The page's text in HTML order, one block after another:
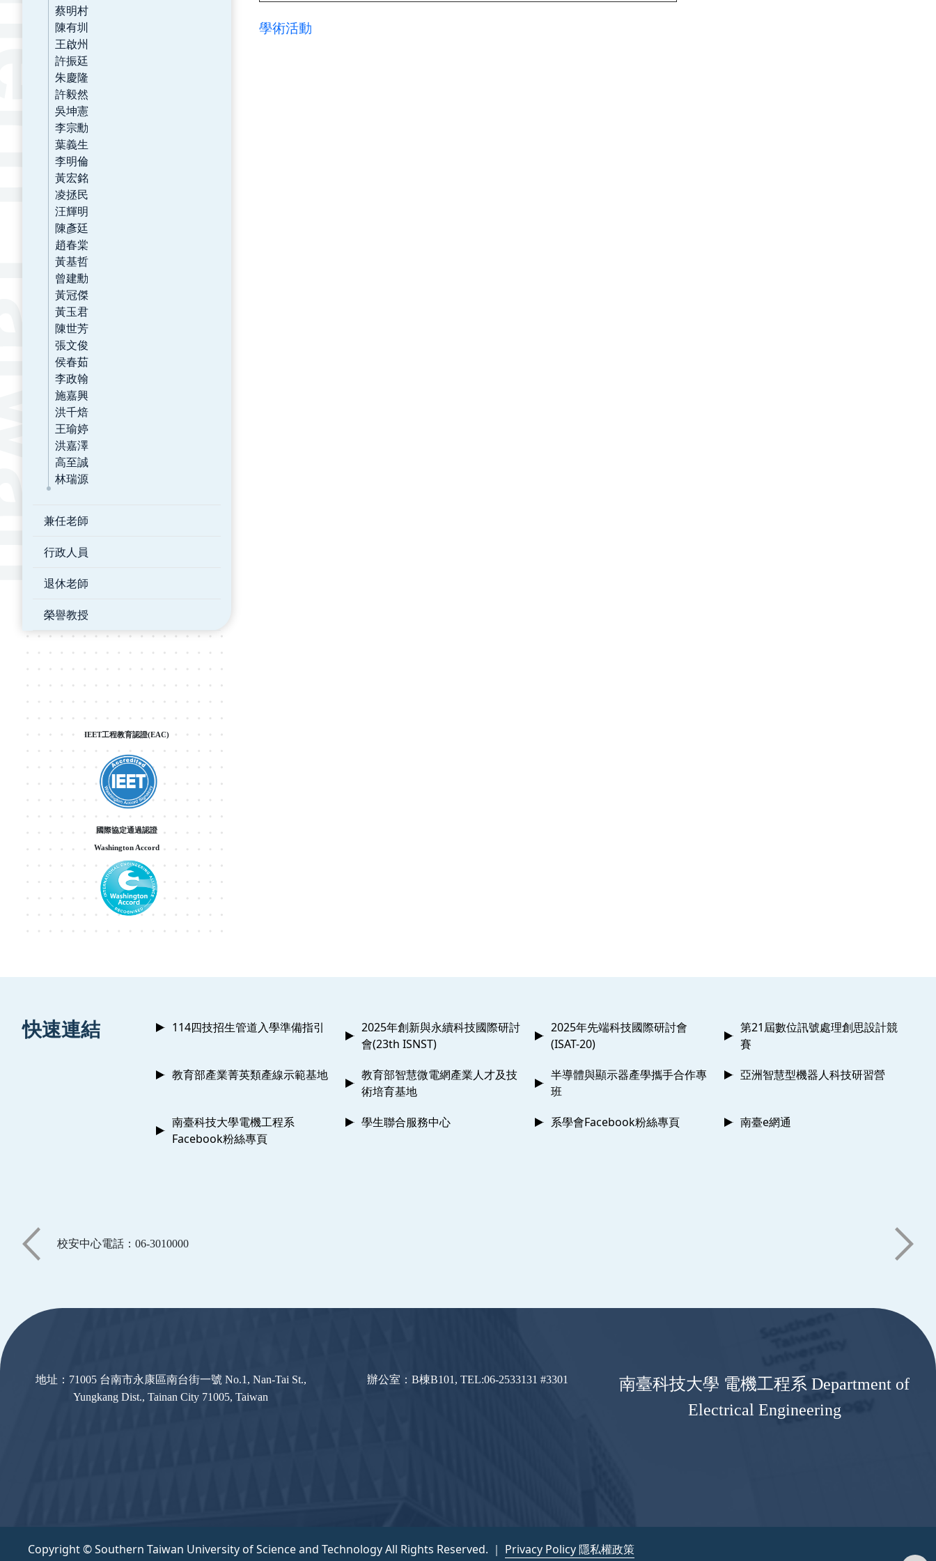
蔡明村
陳有圳
王啟州
許振廷
朱慶隆
許毅然
吳坤憲
李宗勳
葉義生
李明倫
黃宏銘
凌拯民
汪輝明
陳彥廷
趙春棠
黃基哲
曾建勳
黃冠傑
黃玉君
陳世芳
張文俊
侯春茹
李政翰
施嘉興
洪千焙
王瑜婷
洪嘉澤
高至誠
林瑞源
兼任老師
行政人員
退休老師
榮譽教授
IEET工程教育認證(EAC)
國際協定通過認證
Washington Accord
學術活動
快速連結 114四技招生管道入學準備指引
2025年創新與永續科技國際研討
會(23th ISNST)
2025年先端科技國際研討會
(ISAT-20)
第21屆數位訊號處理創思設計競
賽
教育部產業菁英類產線示範基地
教育部智慧微電網產業人才及技
術培育基地
半導體與顯示器產學攜手合作專
班
亞洲智慧型機器人科技研習營
南臺科技大學電機工程系
Facebook粉絲專頁
學生聯合服務中心 系學會Facebook粉絲專頁 南臺e網通
校安中心電話：06-3010000
南臺科技大學 電機工程系 Department of
Electrical Engineering
地址：71005 台南市永康區南台街一號 No.1, Nan-Tai St.,
Yungkang Dist., Tainan City 71005, Taiwan
辦公室：B棟B101, TEL:06-2533131 #3301
Copyright © Southern Taiwan University of Science and Technology All Rights Reserved. ｜ Privacy Policy 隱私權政策